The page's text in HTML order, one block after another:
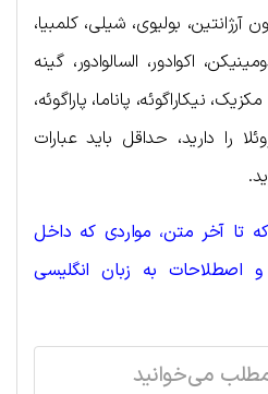
بولیوی، شیلی، کلمبیا،
اکوادور، السالوادور، گینه
نیکاراگوئه، پاناما، پاراگوئه،
را دارید، حداقل باید عبارات
تا آخر متن، مواردی که داخل
اصطلاحات به زبان انگلیسی
می‌خوانید